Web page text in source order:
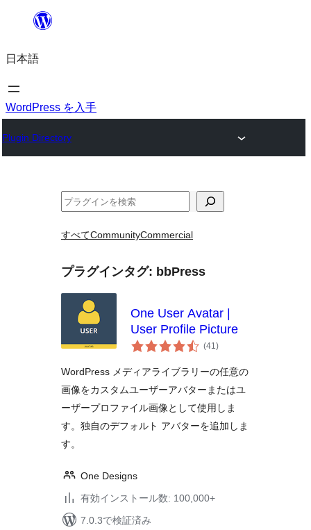
を
ス
キ
プ
日本語
WordPress を入手
Plugin Directory
検
すべてCommunityCommercial
プラグインタグ: bbPress
One User Avatar |
User Profile Picture
(41個
の
価
)
WordPress メディアライブラリーの任意の
画像をカスタムユーザーアバターまたはユ
ーザープロファイル画像として使用しま
す。独自のデフォルト アバターを追加しま
す。
One Designs
有効インストール数: 100,000+
7.0.3で検証済み